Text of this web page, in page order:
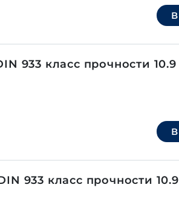
933 класс прочности
933 класс прочности